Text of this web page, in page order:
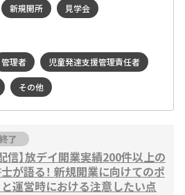
新規開所 見学会
管理者 児童発達支援管理責任者
その他
了
信】放デイ開業実績200件以上の
が語る！ 新規開業に向けてのポ
運営時における注意したい点